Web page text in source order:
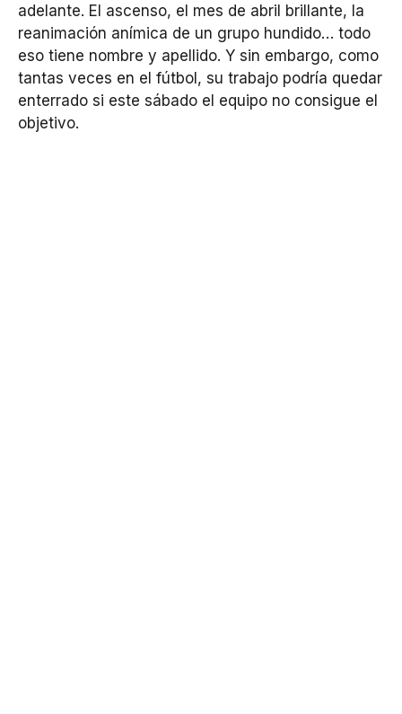
adelante. El ascenso, el mes de abril brillante, la
reanimación anímica de un grupo hundido… todo
eso tiene nombre y apellido. Y sin embargo, como
tantas veces en el fútbol, su trabajo podría quedar
enterrado si este sábado el equipo no consigue el
objetivo.